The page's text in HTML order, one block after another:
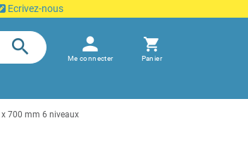
Ecrivez-nous
search person
Me connecter
shopping_cart
Panier
700 mm 6 niveaux